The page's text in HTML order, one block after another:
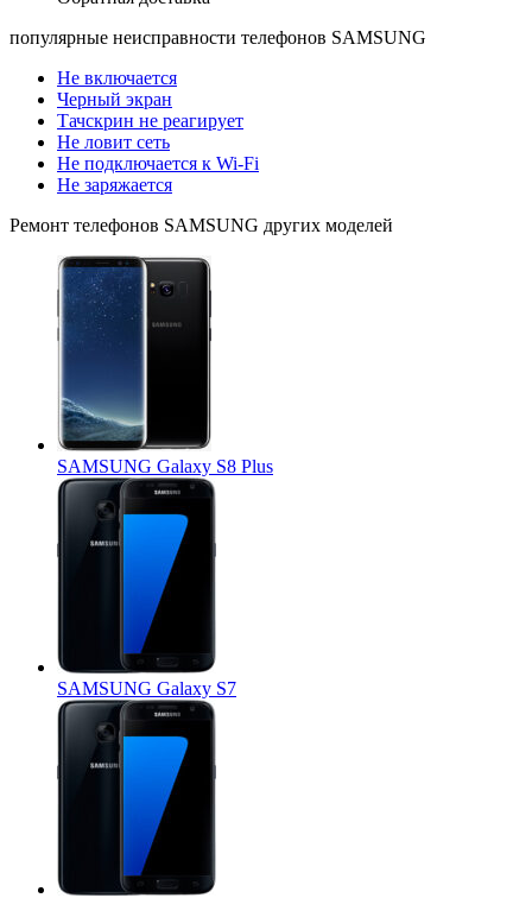
популярные неисправности телефонов SAMSUNG
Не включается
Черный экран
Тачскрин не реагирует
Не ловит сеть
Не подключается к Wi-Fi
Не заряжается
Ремонт телефонов SAMSUNG других моделей
SAMSUNG Galaxy S8 Plus
SAMSUNG Galaxy S7